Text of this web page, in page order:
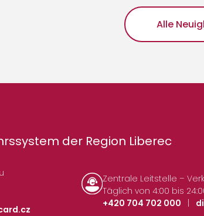
Alle
der Region Liberec
Zentrale Leitstelle –
Täglich von 4:00 bis
+420 704 702 000